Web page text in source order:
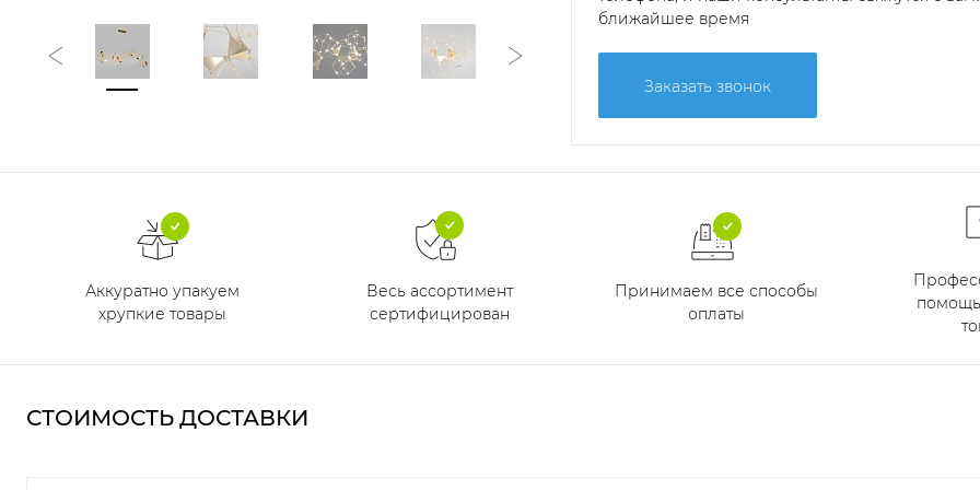
ближайшее время
Заказать звонок
Аккуратно упакуем
хрупкие товары
Весь ассортимент
сертифицирован
Принимаем все способы
оплаты
СТОИМОСТЬ ДОСТАВКИ